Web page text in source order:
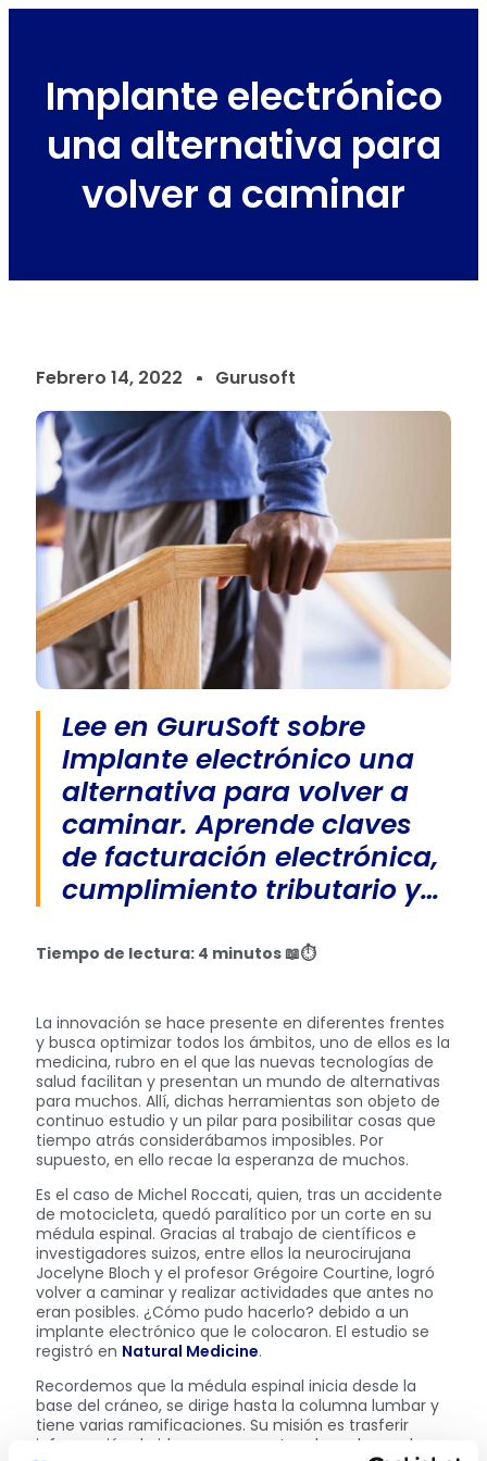
Implante electrónico
una alternativa para
volver a caminar
Febrero 14, 2022 Gurusoft
Lee en GuruSoft sobre
Implante electrónico una
alternativa para volver a
caminar. Aprende claves
de facturación electrónica,
cumplimiento tributario y…
Tiempo de lectura: 4 minutos 📖⏱️
La innovación se hace presente en diferentes frentes
y busca optimizar todos los ámbitos, uno de ellos es la
medicina, rubro en el que las nuevas tecnologías de
salud facilitan y presentan un mundo de alternativas
para muchos. Allí, dichas herramientas son objeto de
continuo estudio y un pilar para posibilitar cosas que
tiempo atrás considerábamos imposibles. Por
supuesto, en ello recae la esperanza de muchos.
Es el caso de Michel Roccati, quien, tras un accidente
de motocicleta, quedó paralítico por un corte en su
médula espinal. Gracias al trabajo de científicos e
investigadores suizos, entre ellos la neurocirujana
Jocelyne Bloch y el profesor Grégoire Courtine, logró
volver a caminar y realizar actividades que antes no
eran posibles. ¿Cómo pudo hacerlo? debido a un
implante electrónico que le colocaron. El estudio se
registró en Natural Medicine.
Recordemos que la médula espinal inicia desde la
base del cráneo, se dirige hasta la columna lumbar y
tiene varias ramificaciones. Su misión es trasferir
información de ida y regreso entre el cerebro y el